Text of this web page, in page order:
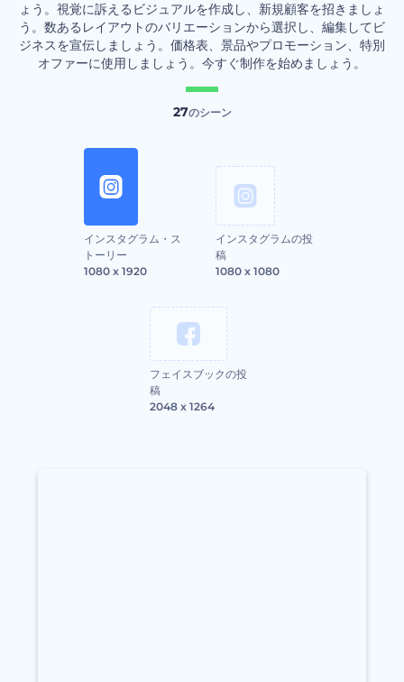
ょう。視覚に訴えるビジュアルを作成し、新規顧客を招きましょ
う。数あるレイアウトのバリエーションから選択し、編集してビ
ジネスを宣伝しましょう。価格表、景品やプロモーション、特別
オファーに使用しましょう。今すぐ制作を始めましょう。
27のシーン
インスタグラム・ス
トーリー
1080 x 1920
インスタグラムの投
稿
1080 x 1080
フェイスブックの投
稿
2048 x 1264